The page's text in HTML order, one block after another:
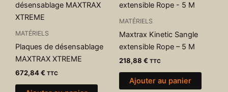
MATÉRIELS
Plaques de désensablage
MAXTRAX XTREME
672,84€ TTC
MATÉRIELS
Maxtrax Kinetic Sangle
extensible Rope – 5 M
218,88 € TTC
Ajouter au panier